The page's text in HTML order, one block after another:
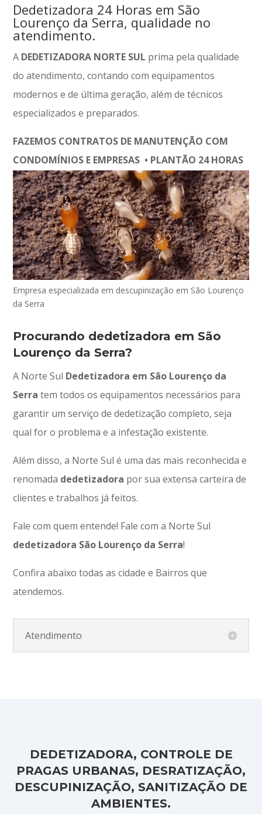
Dedetizadora 24 Horas em São
Lourenço da Serra, qualidade no
atendimento.
A DEDETIZADORA NORTE SUL prima pela qualidade
do atendimento, contando com equipamentos
modernos e de última geração, além de técnicos
especializados e preparados.
FAZEMOS CONTRATOS DE MANUTENÇÃO COM
CONDOMÍNIOS E EMPRESAS • PLANTÃO 24 HORAS
Empresa especializada em descupinização em São Lourenço
da Serra
Procurando dedetizadora em São
Lourenço da Serra?
A Norte Sul Dedetizadora em São Lourenço da
Serra tem todos os equipamentos necessários para
garantir um serviço de dedetização completo, seja
qual for o problema e a infestação existente.
Além disso, a Norte Sul é uma das mais reconhecida e
renomada dedetizadora por sua extensa carteira de
clientes e trabalhos já feitos.
Fale com quem entende! Fale com a Norte Sul
dedetizadora São Lourenço da Serra!
Confira abaixo todas as cidade e Bairros que
atendemos.
Atendimento
DEDETIZADORA, CONTROLE DE
PRAGAS URBANAS, DESRATIZAÇÃO,
DESCUPINIZAÇÃO, SANITIZAÇÃO DE
AMBIENTES.